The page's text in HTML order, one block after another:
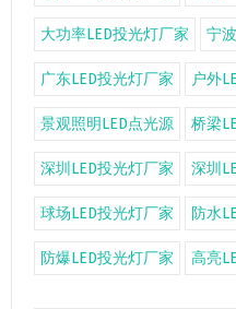
大功率LED投光灯厂家 宁
广东LED投光灯厂家 户外
景观照明LED点光源 桥梁
深圳LED投光灯厂家 深圳
球场LED投光灯厂家 防水
防爆LED投光灯厂家 高亮